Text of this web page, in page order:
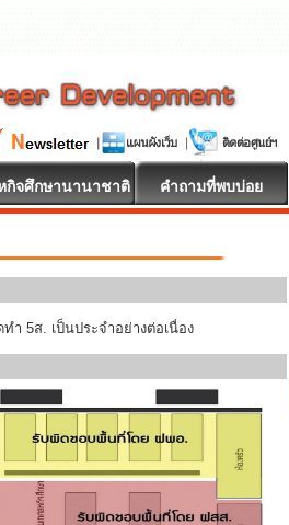
กิจศึกษานานาชาติ คำถามที่พบบ่อย
5ส. เป็นประจำอย่างต่อเนื่อง